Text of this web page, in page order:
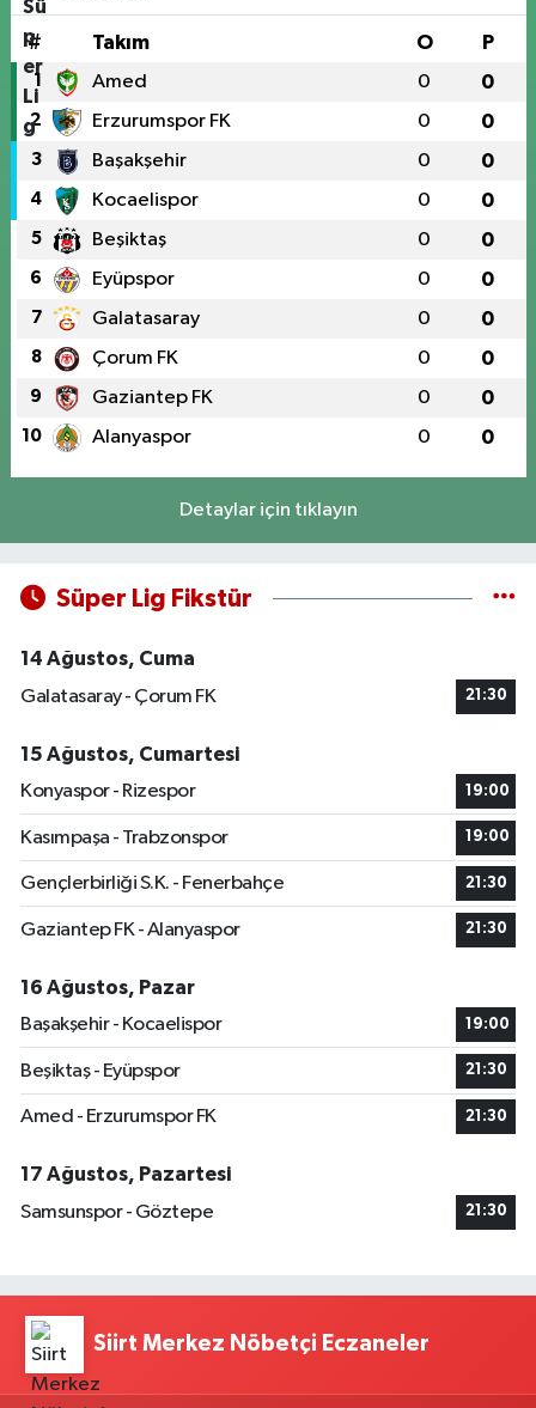
# Takım O P
1 Amed 0 0
2 Erzurumspor FK 0 0
3 Başakşehir 0 0
4 Kocaelispor 0 0
5 Beşiktaş 0 0
6 Eyüpspor 0 0
7 Galatasaray 0 0
8 Çorum FK 0 0
9 Gaziantep FK 0 0
10 Alanyaspor 0 0
Detaylar için tıklayın
Süper Lig Fikstür
14 Ağustos, Cuma
Galatasaray - Çorum FK
21:30
15 Ağustos, Cumartesi
Konyaspor - Rizespor
19:00
Kasımpaşa - Trabzonspor 19:00
Gençlerbirliği S.K. - Fenerbahçe 21:30
Gaziantep FK - Alanyaspor 21:30
16 Ağustos, Pazar
Başakşehir - Kocaelispor
19:00
Beşiktaş - Eyüpspor 21:30
Amed - Erzurumspor FK 21:30
17 Ağustos, Pazartesi
Samsunspor - Göztepe
21:30
Siirt Merkez Nöbetçi Eczaneler